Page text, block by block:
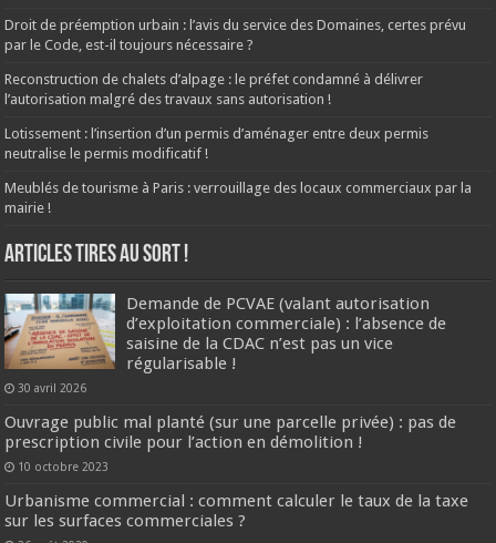
Droit de préemption urbain : l’avis du service des Domaines, certes prévu
par le Code, est-il toujours nécessaire ?
Reconstruction de chalets d’alpage : le préfet condamné à délivrer
l’autorisation malgré des travaux sans autorisation !
Lotissement : l’insertion d’un permis d’aménager entre deux permis
neutralise le permis modificatif !
Meublés de tourisme à Paris : verrouillage des locaux commerciaux par la
mairie !
ARTICLES TIRES AU SORT !
Demande de PCVAE (valant autorisation
d’exploitation commerciale) : l’absence de
saisine de la CDAC n’est pas un vice
régularisable !
30 avril 2026
Ouvrage public mal planté (sur une parcelle privée) : pas de
prescription civile pour l’action en démolition !
10 octobre 2023
Urbanisme commercial : comment calculer le taux de la taxe
sur les surfaces commerciales ?